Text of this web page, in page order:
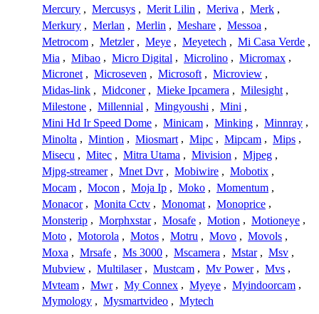
Mercury , Mercusys , Merit Lilin , Meriva , Merk ,
Merkury , Merlan , Merlin , Meshare , Messoa ,
Metrocom , Metzler , Meye , Meyetech , Mi Casa Verde ,
Mia , Mibao , Micro Digital , Microlino , Micromax ,
Micronet , Microseven , Microsoft , Microview ,
Midas-link , Midconer , Mieke Ipcamera , Milesight ,
Milestone , Millennial , Mingyoushi , Mini ,
Mini Hd Ir Speed Dome , Minicam , Minking , Minnray ,
Minolta , Mintion , Miosmart , Mipc , Mipcam , Mips ,
Misecu , Mitec , Mitra Utama , Mivision , Mjpeg ,
Mjpg-streamer , Mnet Dvr , Mobiwire , Mobotix ,
Mocam , Mocon , Moja Ip , Moko , Momentum ,
Monacor , Monita Cctv , Monomat , Monoprice ,
Monsterip , Morphxstar , Mosafe , Motion , Motioneye ,
Moto , Motorola , Motos , Motru , Movo , Movols ,
Moxa , Mrsafe , Ms 3000 , Mscamera , Mstar , Msv ,
Mubview , Multilaser , Mustcam , Mv Power , Mvs ,
Mvteam , Mwr , My Connex , Myeye , Myindoorcam ,
Mymology , Mysmartvideo , Mytech